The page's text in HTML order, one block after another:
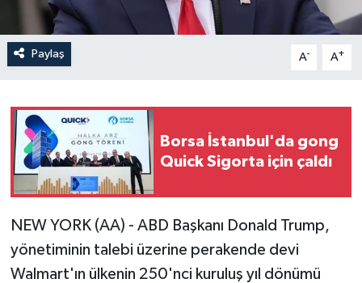
Paylaş A- A+
Borsa İstanbul'da gong
Quick Sigorta için çaldı
NEW YORK (AA) - ABD Başkanı Donald Trump,
yönetiminin talebi üzerine perakende devi
Walmart'ın ülkenin 250'nci kuruluş yıl dönümü